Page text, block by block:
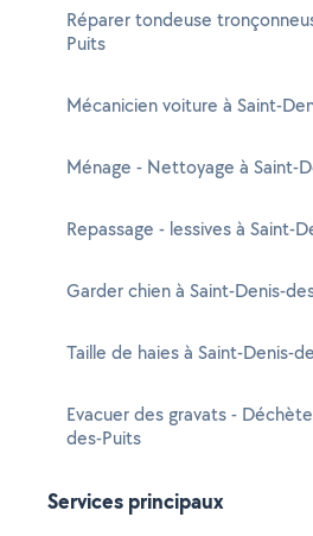
Réparer tondeuse
Puits
Mécanicien voiture à Saint-
Ménage - Nettoyage à Saint-
Repassage - lessives à Saint-
Garder chien à Saint-Denis-
Taille de haies à Saint-Denis-
Evacuer des gravats -
des-Puits
Services principaux